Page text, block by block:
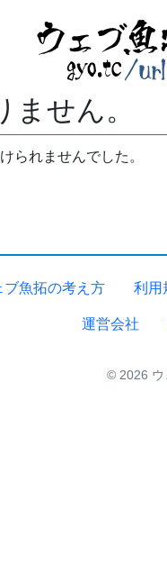
せん。
られませんでした。
ブ魚拓の考え方 利用
運営会社
© 2026 ウ